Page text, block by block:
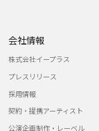
会社情報
株式会社イープラス
プレスリリース
採用情報
契約・提携アーティスト
公演企画制作・レーベル